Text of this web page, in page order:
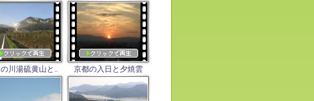
川湯硫黄山と.. 京都の入日と夕焼雲